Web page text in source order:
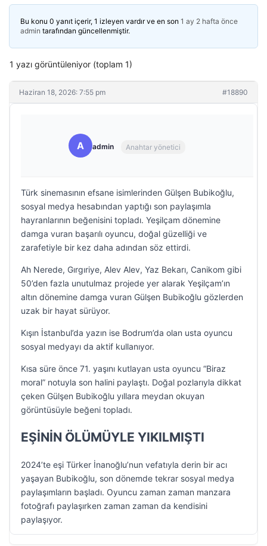
Bu konu 0 yanıt içerir, 1 izleyen vardır ve en son 1 ay 2 hafta önce
admin tarafından güncellenmiştir.
1 yazı görüntüleniyor (toplam 1)
Haziran 18, 2026: 7:55 pm #18890
A admin Anahtar yönetici
Türk sinemasının efsane isimlerinden Gülşen Bubikoğlu,
sosyal medya hesabından yaptığı son paylaşımla
hayranlarının beğenisini topladı. Yeşilçam dönemine
damga vuran başarılı oyuncu, doğal güzelliği ve
zarafetiyle bir kez daha adından söz ettirdi.
Ah Nerede, Gırgıriye, Alev Alev, Yaz Bekarı, Canikom gibi
50’den fazla unutulmaz projede yer alarak Yeşilçam’ın
altın dönemine damga vuran Gülşen Bubikoğlu gözlerden
uzak bir hayat sürüyor.
Kışın İstanbul’da yazın ise Bodrum’da olan usta oyuncu
sosyal medyayı da aktif kullanıyor.
Kısa süre önce 71. yaşını kutlayan usta oyuncu “Biraz
moral” notuyla son halini paylaştı. Doğal pozlarıyla dikkat
çeken Gülşen Bubikoğlu yıllara meydan okuyan
görüntüsüyle beğeni topladı.
EŞİNİN ÖLÜMÜYLE YIKILMIŞTI
2024’te eşi Türker İnanoğlu’nun vefatıyla derin bir acı
yaşayan Bubikoğlu, son dönemde tekrar sosyal medya
paylaşımların başladı. Oyuncu zaman zaman manzara
fotoğrafı paylaşırken zaman zaman da kendisini
paylaşıyor.